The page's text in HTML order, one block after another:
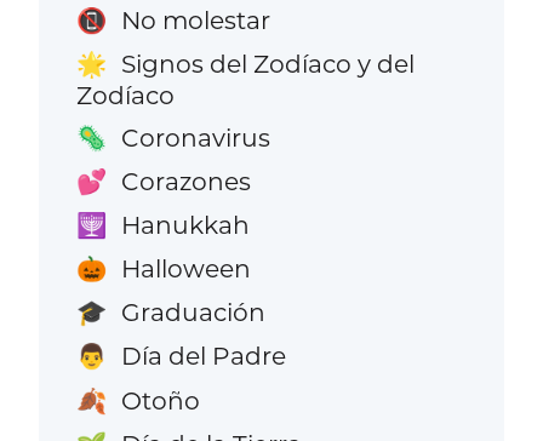
📵 No molestar
🌟 Signos del Zodíaco y del
Zodíaco
🦠 Coronavirus
💕 Corazones
🕎 Hanukkah
🎃 Halloween
🎓 Graduación
👨 Día del Padre
🍂 Otoño